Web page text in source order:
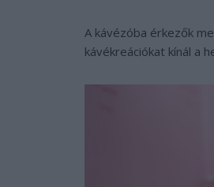
A kávézóba érkezők
kávékreációkat kínál a